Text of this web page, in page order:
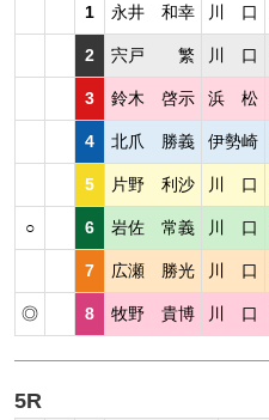
1 永井 和幸 川 口
2 宍戸 繁 川 口
3 鈴木 啓示 浜 松
4 北爪 勝義 伊勢崎
5 片野 利沙 川 口
○ 6 岩佐 常義 川 口
7 広瀬 勝光 川 口
◎ 8 牧野 貴博 川 口
5R